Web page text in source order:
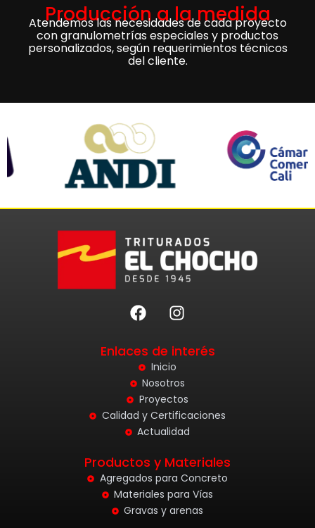
Producción a la medida
Atendemos las necesidades de cada proyecto
con granulometrías especiales y productos
personalizados, según requerimientos técnicos
del cliente.
F
a
e
b
o
o
k
I
n
t
g
r
a
m
Enlaces de interés
Inicio
Nosotros
Proyectos
Calidad y Certificaciones
Actualidad
Productos y Materiales
Agregados para Concreto
Materiales para Vías
Gravas y arenas